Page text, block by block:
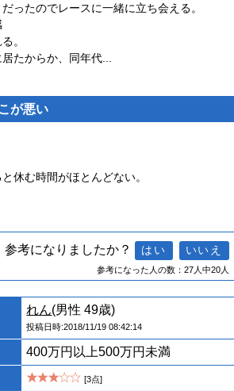
ったのでレースに一緒に立ち会える。
。
たからか、同年代
が悪い
休む時間がほとんどない。
参考になりましたか？
参考になった人の数：27人中20人
れん(男性 49歳)
投稿日時:2018/11/19 08:42:14
400万円以上500万円未満
[3点]